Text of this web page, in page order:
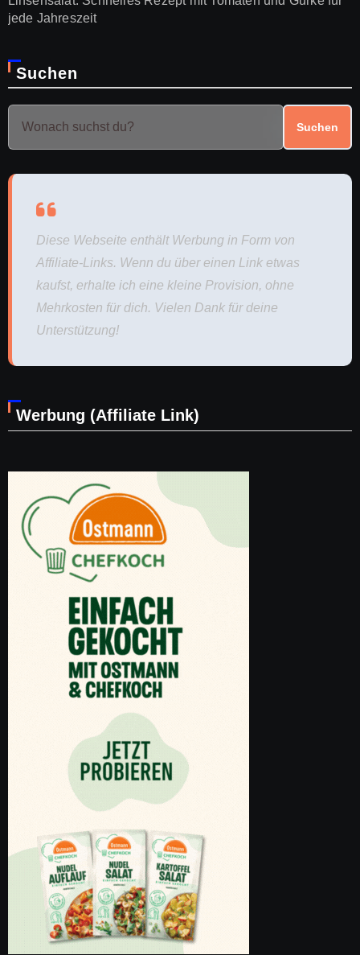
jede Jahreszeit
Suchen
Suchen
Diese Webseite enthält Werbung in Form von
Affiliate-Links. Wenn du über einen Link etwas
kaufst, erhalte ich eine kleine Provision, ohne
Mehrkosten für dich. Vielen Dank für deine
Unterstützung!
Werbung (Affiliate Link)